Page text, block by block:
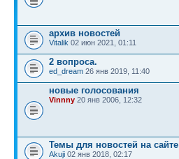
архив новостей
Vitalik 02 июн 2021, 01:11
2 вопроса.
ed_dream 26 янв 2019, 11:40
новые голосования
Vinnny 20 янв 2006, 12:32
Темы для новостей на сайте
Akuji 02 янв 2018, 02:17